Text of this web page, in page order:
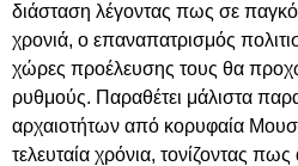
διάσταση λέγοντας πως σε
χρονιά, ο επαναπατρισμός
χώρες προέλευσης τους θα
ρυθμούς. Παραθέτει μάλιστα
αρχαιοτήτων από κορυφαία
τελευταία χρόνια, τονίζοντας